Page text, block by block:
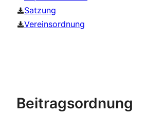
Satzung
Vereinsordnung
Beitragsordnung